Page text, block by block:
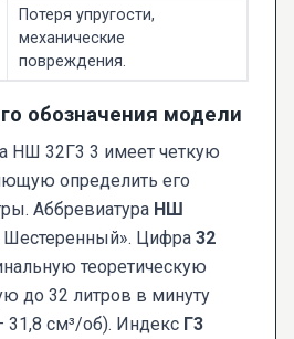
Потеря упругости,
механические
повреждения.
обозначения модели
НШ 32Г3 3 имеет четкую
определить его
Аббревиатура НШ
Шестеренный». Цифра 32
теоретическую
до 32 литров в минуту
31,8 см³/об). Индекс Г3